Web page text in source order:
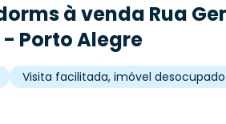
à venda Rua
Porto Alegre
Visita facilitada, imóvel